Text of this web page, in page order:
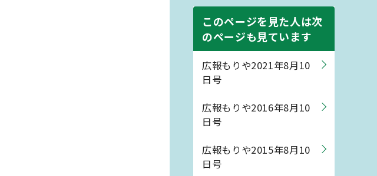
このページを見た人は次
のページも見ています
広報もりや2021年8月10
日号
広報もりや2016年8月10
日号
広報もりや2015年8月10
日号